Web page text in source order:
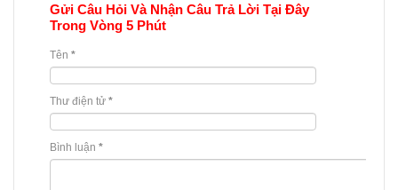
Gửi Câu Hỏi Và Nhận Câu Trả Lời Tại Đây
Trong Vòng 5 Phút
Tên *
Thư điện tử *
Bình luận *